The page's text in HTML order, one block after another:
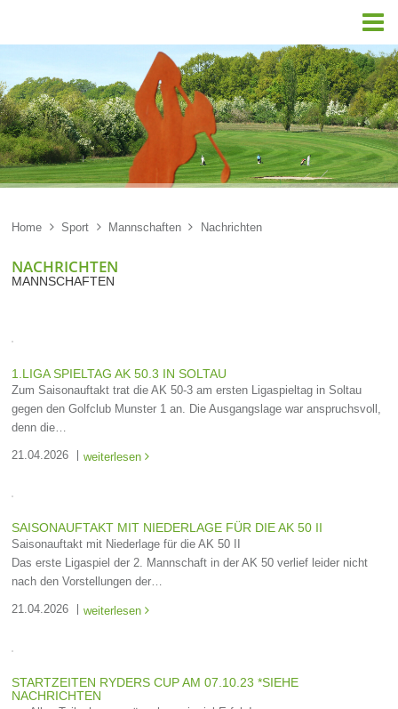

Home  Sport  Mannschaften  Nachrichten
NACHRICHTEN
MANNSCHAFTEN
1.LIGA SPIELTAG AK 50.3 IN SOLTAU
Zum Saisonauftakt trat die AK 50-3 am ersten Ligaspieltag in Soltau
gegen den Golfclub Munster 1 an. Die Ausgangslage war anspruchsvoll,
denn die…
21.04.2026 weiterlesen
SAISONAUFTAKT MIT NIEDERLAGE FÜR DIE AK 50 II
Saisonauftakt mit Niederlage für die AK 50 II
Das erste Ligaspiel der 2. Mannschaft in der AK 50 verlief leider nicht
nach den Vorstellungen der…
21.04.2026 weiterlesen
STARTZEITEN RYDERS CUP AM 07.10.23 *SIEHE
NACHRICHTEN